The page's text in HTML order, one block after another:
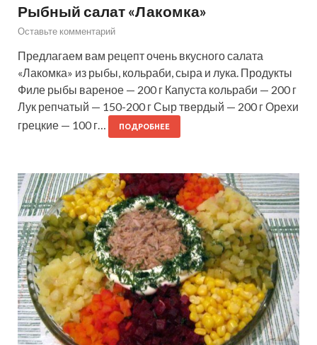
Рыбный салат «Лакомка»
Оставьте комментарий
Предлагаем вам рецепт очень вкусного салата
«Лакомка» из рыбы, кольраби, сыра и лука. Продукты
Филе рыбы вареное — 200 г Капуста кольраби — 200 г
Лук репчатый — 150-200 г Сыр твердый — 200 г Орехи
грецкие — 100 г…
ПОДРОБНЕЕ